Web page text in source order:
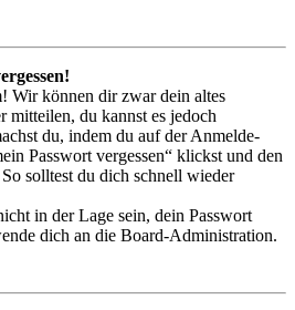
Wir können dir zwar dein altes
mitteilen, du kannst es jedoch
du, indem du auf der Anmelde-
Passwort vergessen“ klickst und den
solltest du dich schnell wieder
in der Lage sein, dein Passwort
dich an die Board-Administration.